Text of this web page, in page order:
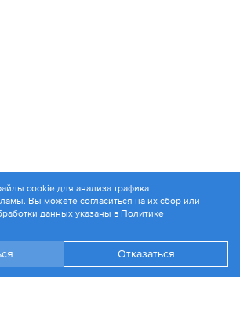
2026. ЗАО «Контакт Плюс»
конфиденциальности
cookie для анализа трафика
Вы можете согласиться на их сбор или
данных указаны в Политике
Отказаться